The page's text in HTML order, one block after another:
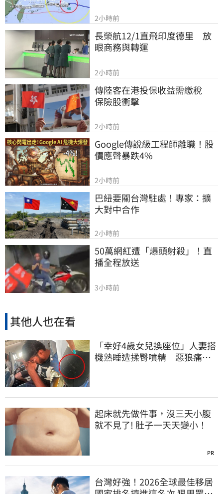
2小時前
長榮航12/1直飛印度德里　放
眼商務與轉運
2小時前
傳陸客在港投保收益需繳稅
保險股衝擊
2小時前
Google傳說級工程師離職！股
價應聲暴跌4%
2小時前
巴紐要關台灣駐處！專家：擴
大對中合作
2小時前
50萬網紅遭「爆頭射殺」！直
播全程放送
3小時前
其他人也在看
「幸好4歲女兒換座位」人妻搭
機熟睡遭揉臀噴精 惡狼痛哭
起床就先做件事，沒三天小腹
就不見了! 肚子一天天變小！
PR
台灣好強！2026全球最佳移居